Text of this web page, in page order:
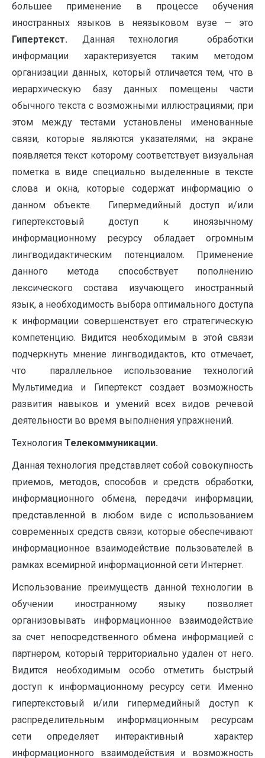
большее применение в процессе обучения
иностранных языков в неязыковом вузе — это
Гипертекст. Данная технология обработки
информации характеризуется таким методом
организации данных, который отличается тем, что в
иерархическую базу данных помещены части
обычного текста с возможными иллюстрациями; при
этом между тестами установлены именованные
связи, которые являются указателями; на экране
появляется текст которому соответствует визуальная
пометка в виде специально выделенные в тексте
слова и окна, которые содержат информацию о
данном объекте. Гипермедийный доступ и/или
гипертекстовый доступ к иноязычному
информационному ресурсу обладает огромным
лингводидактическим потенциалом. Применение
данного метода способствует пополнению
лексического состава изучающего иностранный
язык, а необходимость выбора оптимального доступа
к информации совершенствует его стратегическую
компетенцию. Видится необходимым в этой связи
подчеркнуть мнение лингводидактов, кто отмечает,
что параллельное использование технологий
Мультимедиа и Гипертекст создает возможность
развития навыков и умений всех видов речевой
деятельности во время выполнения упражнений.
Технология Телекоммуникации.
Данная технология представляет собой совокупность
приемов, методов, способов и средств обработки,
информационного обмена, передачи информации,
представленной в любом виде с использованием
современных средств связи, которые обеспечивают
информационное взаимодействие пользователей в
рамках всемирной информационной сети Интернет.
Использование преимуществ данной технологии в
обучении иностранному языку позволяет
организовывать информационное взаимодействие
за счет непосредственного обмена информацией с
партнером, который территориально удален от него.
Видится необходимым особо отметить быстрый
доступ к информационному ресурсу сети. Именно
гипертекстовый и/или гипермедийный доступ к
распределительным информационным ресурсам
сети определяет интерактивный характер
информационного взаимодействия и возможность